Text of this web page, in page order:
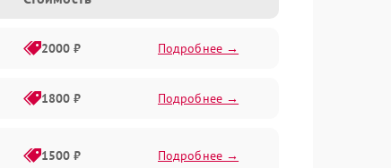
2000 ₽ Подробнее →
1800 ₽ Подробнее →
1500 ₽ Подробнее →